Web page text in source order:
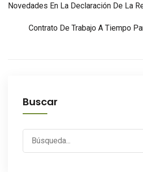
Novedades En La Declaración De La
Contrato De Trabajo A Tiempo
Buscar
Search
for: